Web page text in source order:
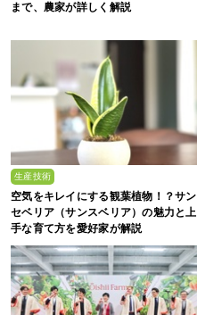
まで、農家が詳しく解説
生産技術
空気をキレイにする観葉植物！？サン
セベリア（サンスベリア）の魅力と上
手な育て方を愛好家が解説